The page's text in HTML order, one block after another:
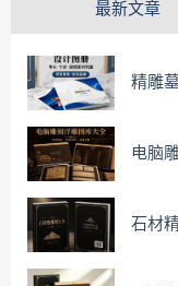
最新文章
精雕
电脑
石材